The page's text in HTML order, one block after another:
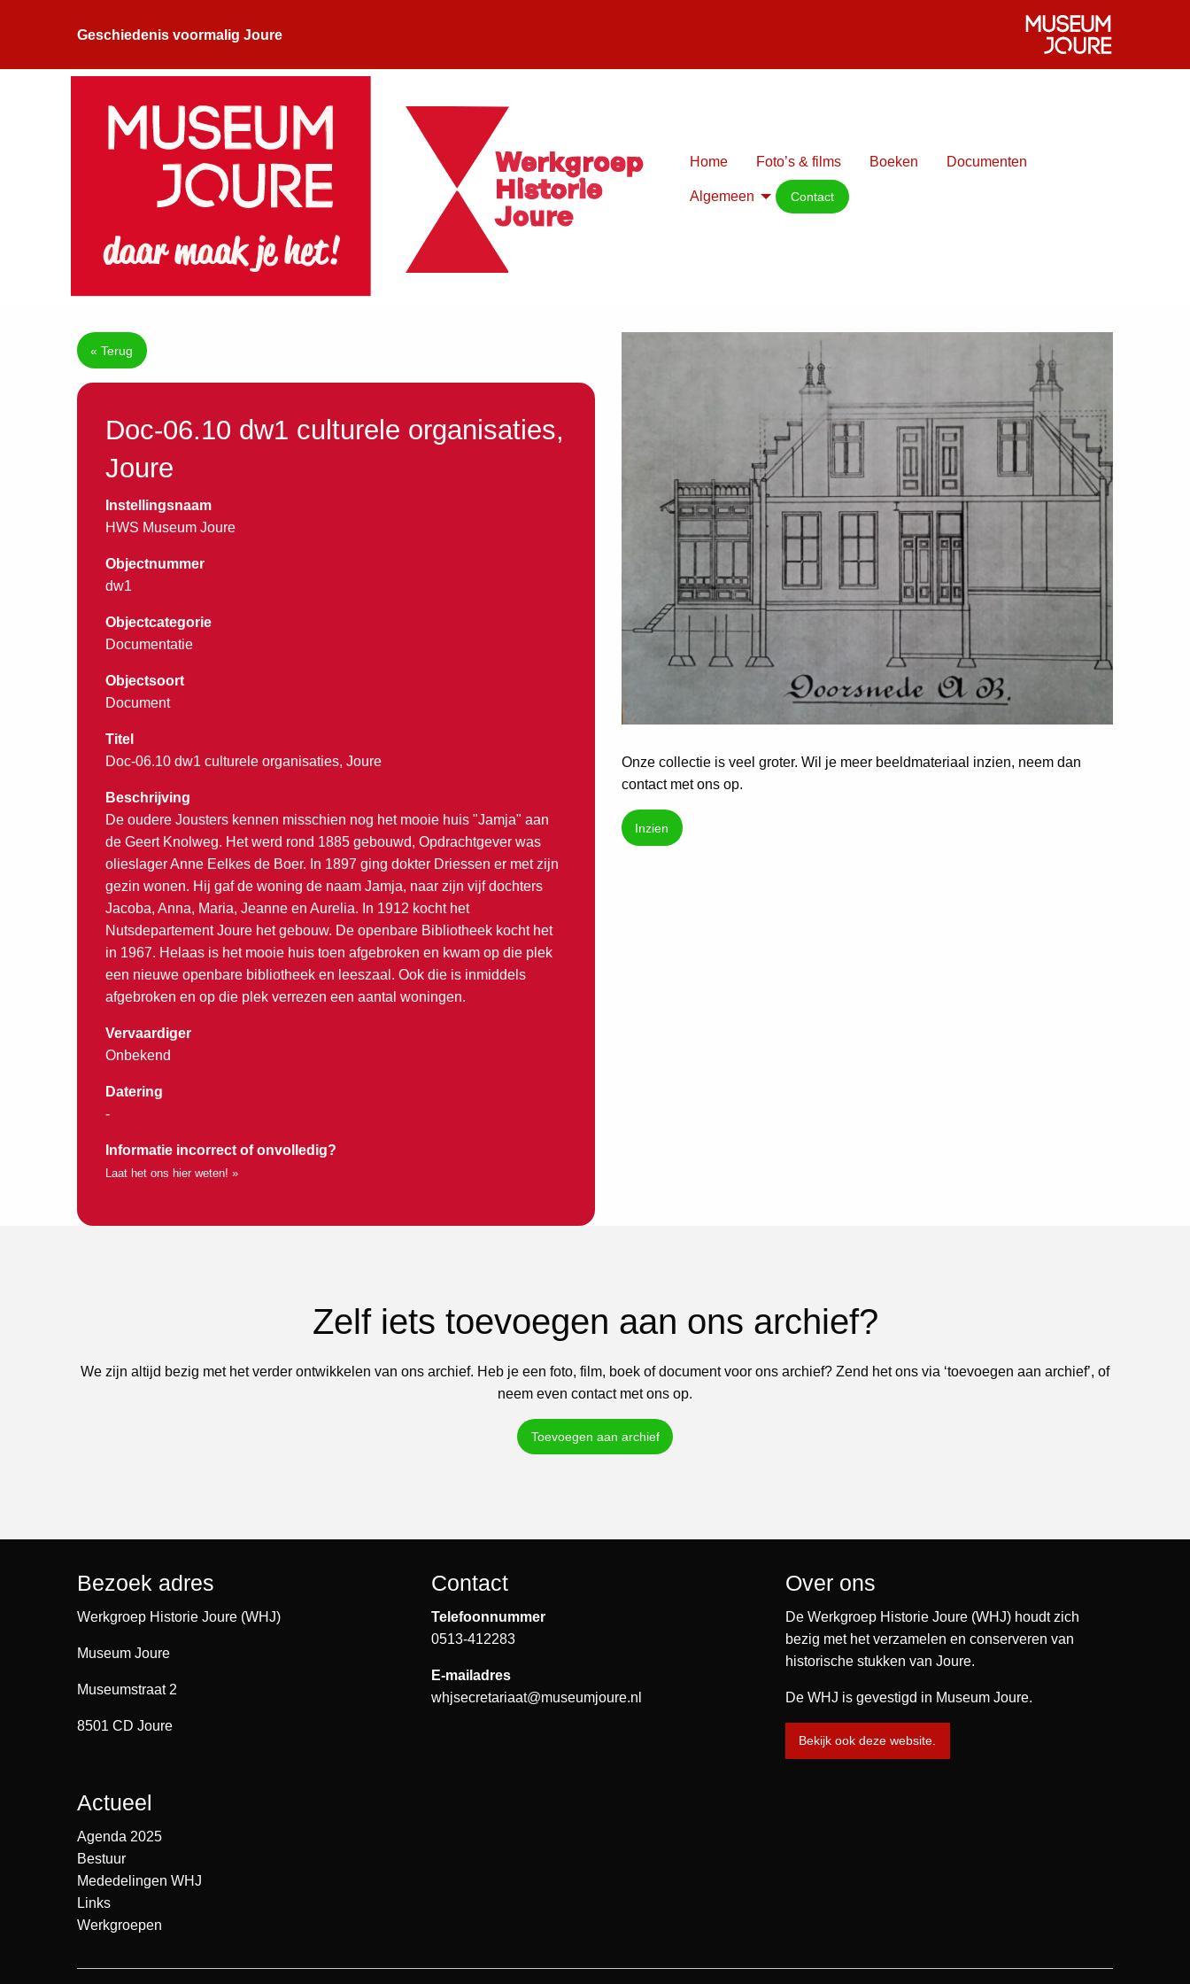
Geschiedenis voormalig Joure
Home Foto’s & films Boeken Documenten
Algemeen Contact
« Terug
Doc-06.10 dw1 culturele organisaties,
Joure
Instellingsnaam
HWS Museum Joure
Objectnummer
dw1
Objectcategorie
Documentatie
Objectsoort
Document
Titel
Doc-06.10 dw1 culturele organisaties, Joure
Beschrijving
De oudere Jousters kennen misschien nog het mooie huis "Jamja" aan
de Geert Knolweg. Het werd rond 1885 gebouwd, Opdrachtgever was
olieslager Anne Eelkes de Boer. In 1897 ging dokter Driessen er met zijn
gezin wonen. Hij gaf de woning de naam Jamja, naar zijn vijf dochters
Jacoba, Anna, Maria, Jeanne en Aurelia. In 1912 kocht het
Nutsdepartement Joure het gebouw. De openbare Bibliotheek kocht het
in 1967. Helaas is het mooie huis toen afgebroken en kwam op die plek
een nieuwe openbare bibliotheek en leeszaal. Ook die is inmiddels
afgebroken en op die plek verrezen een aantal woningen.
Vervaardiger
Onbekend
Datering
-
Informatie incorrect of onvolledig?
Laat het ons hier weten! »
Onze collectie is veel groter. Wil je meer beeldmateriaal inzien, neem dan
contact met ons op.
Inzien
Zelf iets toevoegen aan ons archief?
We zijn altijd bezig met het verder ontwikkelen van ons archief. Heb je een foto, film, boek of document voor ons archief? Zend het ons via ‘toevoegen aan archief’, of
neem even contact met ons op.
Toevoegen aan archief
Bezoek adres
Werkgroep Historie Joure (WHJ)
Museum Joure
Museumstraat 2
8501 CD Joure
Contact
Telefoonnummer
0513-412283
E-mailadres
whjsecretariaat@museumjoure.nl
Over ons
De Werkgroep Historie Joure (WHJ) houdt zich
bezig met het verzamelen en conserveren van
historische stukken van Joure.
De WHJ is gevestigd in Museum Joure.
Bekijk ook deze website.
Actueel
Agenda 2025
Bestuur
Mededelingen WHJ
Links
Werkgroepen